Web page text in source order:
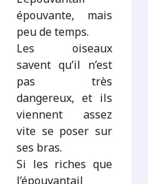
épouvante, mais
peu de temps.
Les oiseaux
savent qu’il n’est
pas très
dangereux, et ils
viennent assez
vite se poser sur
ses bras.
Si les riches que
l’épouvantail